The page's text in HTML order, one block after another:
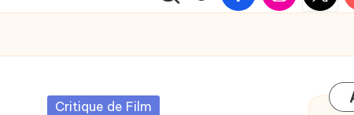
|
Posted
Critique de Film